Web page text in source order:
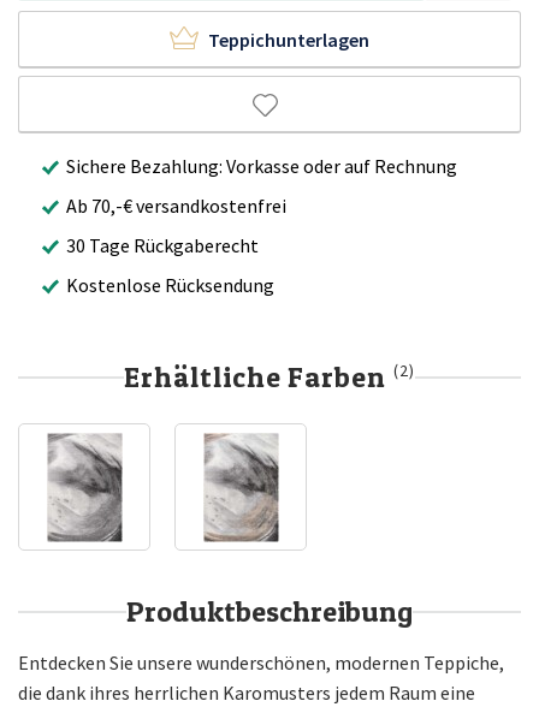
Teppichunterlagen
Sichere Bezahlung: Vorkasse oder auf Rechnung
Ab 70,-€ versandkostenfrei
30 Tage Rückgaberecht
Kostenlose Rücksendung
Erhältliche Farben(2)
Produktbeschreibung
Entdecken Sie unsere wunderschönen, modernen Teppiche,
die dank ihres herrlichen Karomusters jedem Raum eine